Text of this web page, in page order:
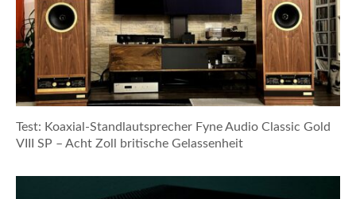
Test: Koaxial-Standlautsprecher Fyne Audio Classic Gold
VIII SP – Acht Zoll britische Gelassenheit